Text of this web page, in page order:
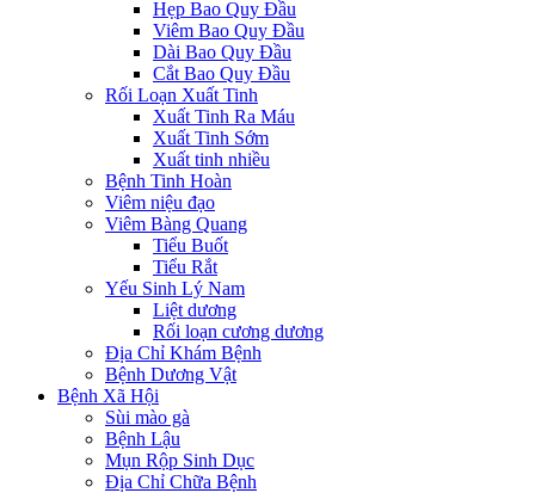
Hẹp Bao Quy Đầu
Viêm Bao Quy Đầu
Dài Bao Quy Đầu
Cắt Bao Quy Đầu
Rối Loạn Xuất Tinh
Xuất Tinh Ra Máu
Xuất Tinh Sớm
Xuất tinh nhiều
Bệnh Tinh Hoàn
Viêm niệu đạo
Viêm Bàng Quang
Tiểu Buốt
Tiểu Rắt
Yếu Sinh Lý Nam
Liệt dương
Rối loạn cương dương
Địa Chỉ Khám Bệnh
Bệnh Dương Vật
Bệnh Xã Hội
Sùi mào gà
Bệnh Lậu
Mụn Rộp Sinh Dục
Địa Chỉ Chữa Bệnh